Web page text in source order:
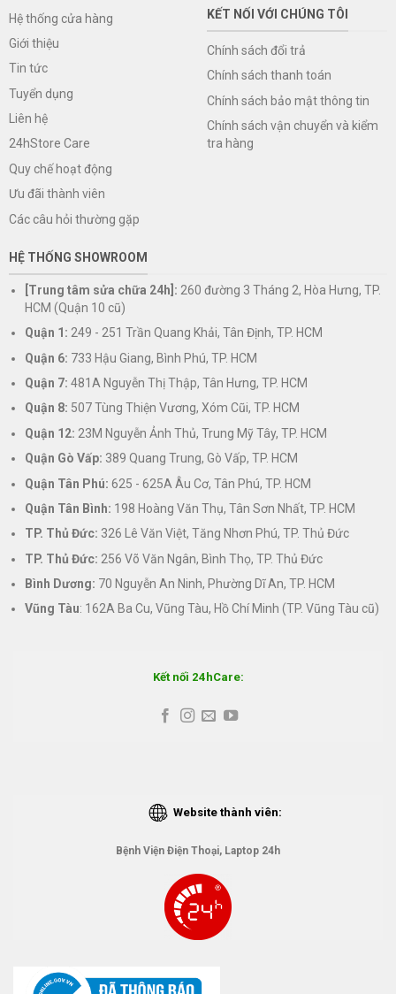
Hệ thống cửa hàng
Giới thiệu
Tin tức
Tuyển dụng
Liên hệ
24hStore Care
Quy chế hoạt động
Ưu đãi thành viên
Các câu hỏi thường gặp
KẾT NỐI VỚI CHÚNG TÔI
Chính sách đổi trả
Chính sách thanh toán
Chính sách bảo mật thông tin
Chính sách vận chuyển và kiểm
tra hàng
HỆ THỐNG SHOWROOM
[Trung tâm sửa chữa 24h]: 260 đường 3 Tháng 2, Hòa Hưng, TP.
HCM (Quận 10 cũ)
Quận 1: 249 - 251 Trần Quang Khải, Tân Định, TP. HCM
Quận 6: 733 Hậu Giang, Bình Phú, TP. HCM
Quận 7: 481A Nguyễn Thị Thập, Tân Hưng, TP. HCM
Quận 8: 507 Tùng Thiện Vương, Xóm Cũi, TP. HCM
Quận 12: 23M Nguyễn Ảnh Thủ, Trung Mỹ Tây, TP. HCM
Quận Gò Vấp: 389 Quang Trung, Gò Vấp, TP. HCM
Quận Tân Phú: 625 - 625A Âu Cơ, Tân Phú, TP. HCM
Quận Tân Bình: 198 Hoàng Văn Thụ, Tân Sơn Nhất, TP. HCM
TP. Thủ Đức: 326 Lê Văn Việt, Tăng Nhơn Phú, TP. Thủ Đức
TP. Thủ Đức: 256 Võ Văn Ngân, Bình Thọ, TP. Thủ Đức
Bình Dương: 70 Nguyễn An Ninh, Phường Dĩ An, TP. HCM
Vũng Tàu: 162A Ba Cu, Vũng Tàu, Hồ Chí Minh (TP. Vũng Tàu cũ)
Kết nối 24hCare:
Website thành viên:
Bệnh Viện Điện Thoại, Laptop 24h